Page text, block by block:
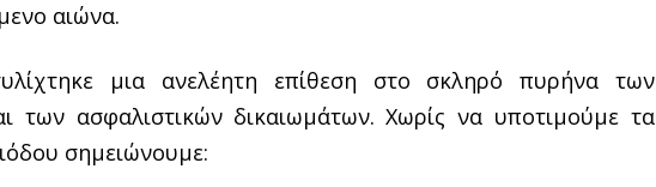
αιώνα.
μια ανελέητη επίθεση στο σκληρό πυρήνα των
των ασφαλιστικών δικαιωμάτων. Χωρίς να υποτιμούμε τα
σημειώνουμε: